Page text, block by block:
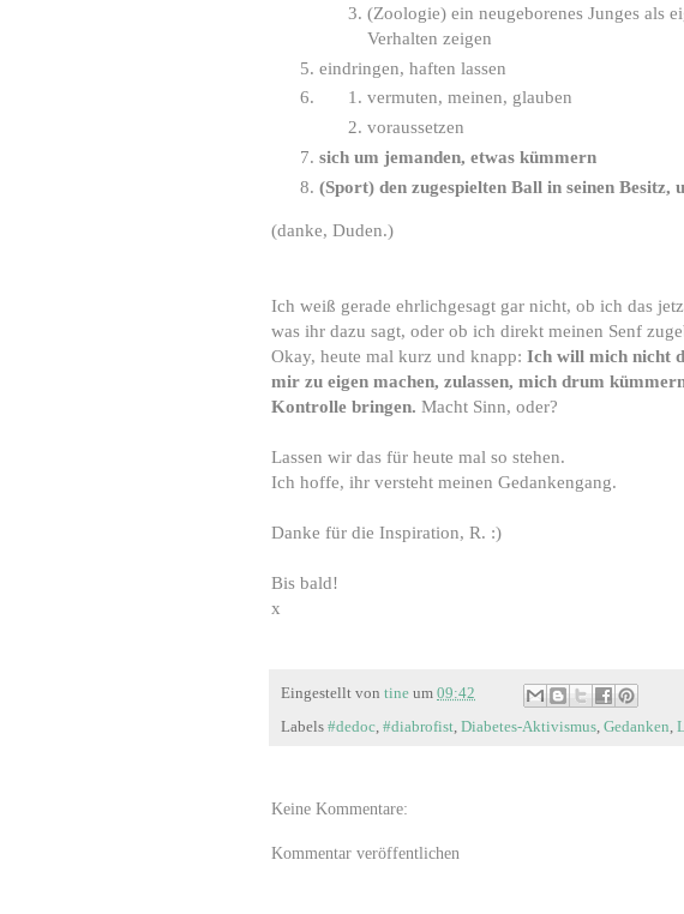
(Zoologie) ein neugeborenes Junges als
Verhalten zeigen
eindringen, haften lassen
vermuten, meinen, glauben
voraussetzen
sich um jemanden, etwas kümmern
(Sport) den zugespielten Ball in seinen
(danke, Duden.)
Ich weiß gerade ehrlichgesagt gar nicht, ob ich das
was ihr dazu sagt, oder ob ich direkt meinen Senf
Okay, heute mal kurz und knapp: Ich will mich nicht
mir zu eigen machen, zulassen, mich drum
Kontrolle bringen. Macht Sinn, oder?
Lassen wir das für heute mal so stehen.
Ich hoffe, ihr versteht meinen Gedankengang.
Danke für die Inspiration, R. :)
Bis bald!
x
Eingestellt von tine um 09:42
Labels #dedoc #diabrofist Diabetes-Aktivismus Gedanken
Keine Kommentare:
Kommentar veröffentlichen